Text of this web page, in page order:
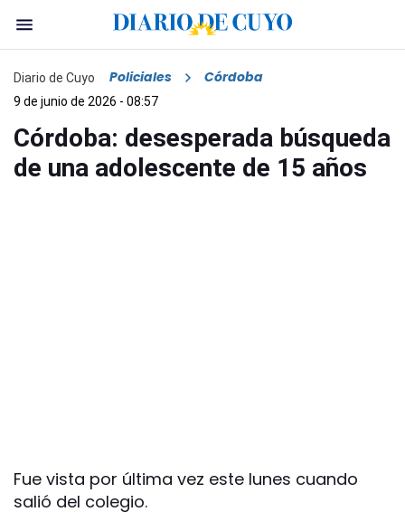
Diario de Cuyo Policiales Córdoba
9 de junio de 2026 - 08:57
Córdoba: desesperada búsqueda
de una adolescente de 15 años
Fue vista por última vez este lunes cuando
salió del colegio.